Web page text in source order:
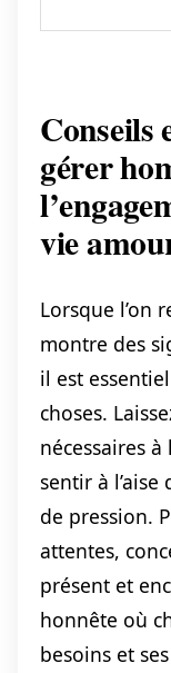
Conseils
gérer
vie
Lorsque l’on
montre des
il est
choses.
nécessaires à
sentir à
de pression.
attentes,
présent et
honnête où
besoins et